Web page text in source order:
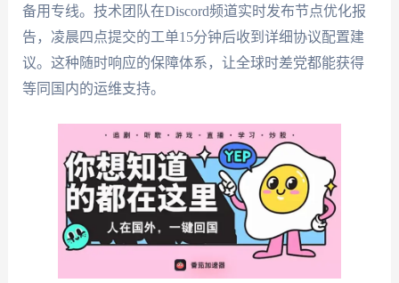
备用专线。技术团队在Discord频道实时发布节点优化报
告，凌晨四点提交的工单15分钟后收到详细协议配置建
议。这种随时响应的保障体系，让全球时差党都能获得
等同国内的运维支持。